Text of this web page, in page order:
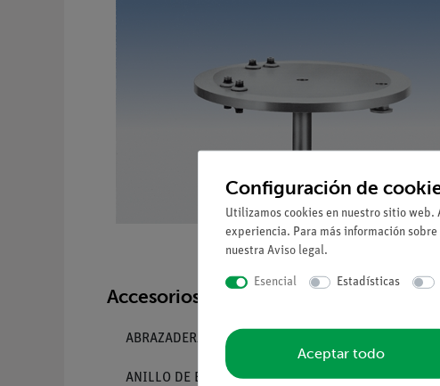
Accesorios recomendados
ABRAZADERA NW 10 / NW 16
ANILLO DE EMPAQUE CENTRADOR NW 10
Configuración de
Utilizamos cookies en nuestro sitio web.
experiencia. Para más información
nuestra Aviso legal.
Esencial Estadísticas
Aceptar todo